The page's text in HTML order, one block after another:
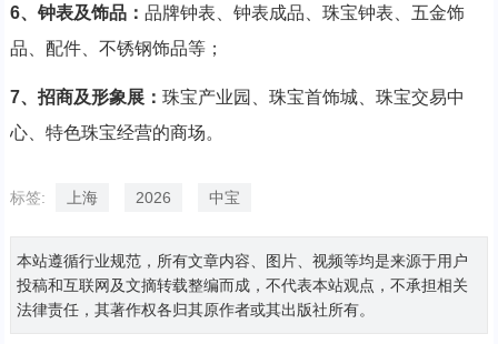
6、钟表及饰品： 品牌钟表、钟表成品、珠宝钟表、五金饰
品、配件、不锈钢饰品等；
7、招商及形象展： 珠宝产业园、珠宝首饰城、珠宝交易中
心、特色珠宝经营的商场。
标签: 上海 2026 中宝
本站遵循行业规范，所有文章内容、图片、视频等均是来源于用户
投稿和互联网及文摘转载整编而成，不代表本站观点，不承担相关
法律责任，其著作权各归其原作者或其出版社所有。